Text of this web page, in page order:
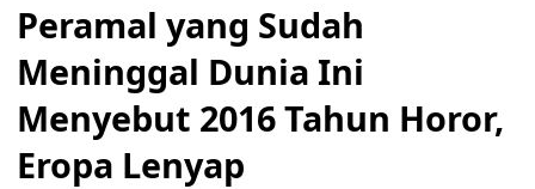
Peramal yang Sudah
Meninggal Dunia Ini
Menyebut 2016 Tahun Horor,
Eropa Lenyap